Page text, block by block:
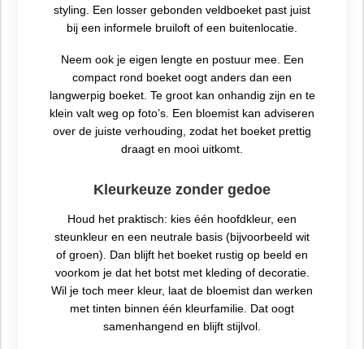
styling. Een losser gebonden veldboeket past juist
bij een informele bruiloft of een buitenlocatie.
Neem ook je eigen lengte en postuur mee. Een
compact rond boeket oogt anders dan een
langwerpig boeket. Te groot kan onhandig zijn en te
klein valt weg op foto’s. Een bloemist kan adviseren
over de juiste verhouding, zodat het boeket prettig
draagt en mooi uitkomt.
Kleurkeuze zonder gedoe
Houd het praktisch: kies één hoofdkleur, een
steunkleur en een neutrale basis (bijvoorbeeld wit
of groen). Dan blijft het boeket rustig op beeld en
voorkom je dat het botst met kleding of decoratie.
Wil je toch meer kleur, laat de bloemist dan werken
met tinten binnen één kleurfamilie. Dat oogt
samenhangend en blijft stijlvol.